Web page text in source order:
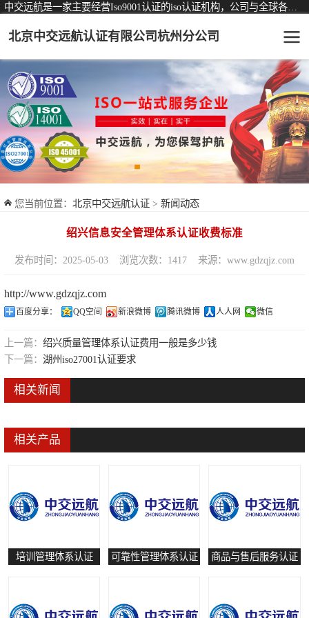
北京中交远航认证有限公司杭州分公司
您当前位置： 北京中交远航认证 > 新闻动态
绍兴信息安全管理体系认证收费标准
发布时间：2025-05-03 浏览次数：1417 来源：www.gdzqjz.com
http://www.gdzqjz.com
百度分享： QQ空间 新浪微博 腾讯微博 人人网 微信
上一篇： 绍兴质量管理体系认证费用一般是多少钱
下一篇： 湖州iso27001认证要求
相关新闻
相关产品
培训管理体系认证 可靠性管理体系认证 商品与售后服务认证
认证服务 可从事认证业务一览表
ISO9001质量管理体系认证
ISO14001环境管理体系认证
ISO45001职业健康安全管理体系认证
交通运输服务认证
ISO27001信息安全管理体系认证